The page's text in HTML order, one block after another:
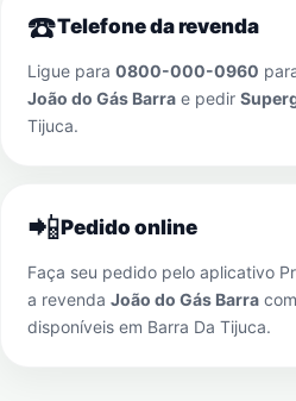
☎️Telefone da revenda
Ligue para 0800-000-0960
João do Gás Barra e pedir
Tijuca.
📲Pedido online
Faça seu pedido pelo aplicativo
a revenda João do Gás Barra
disponíveis em Barra Da Tijuca.